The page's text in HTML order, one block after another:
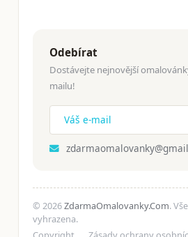
Odebírat
Dostávejte nejnovější
mailu!
© 2026ZdarmaOmalovanky.Com.
vyhrazena.